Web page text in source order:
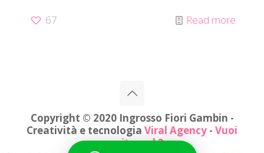
67 Read more
Copyright © 2020 Ingrosso Fiori Gambin -
Creatività e tecnologia Viral Agency - Vuoi
un sito web?